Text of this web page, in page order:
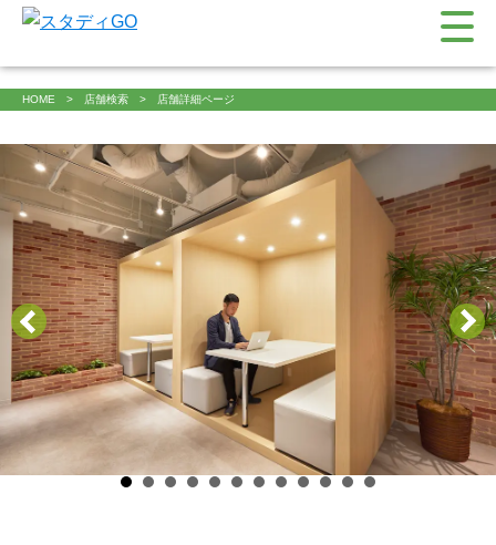
HOME 店舗検索 店舗詳細ページ